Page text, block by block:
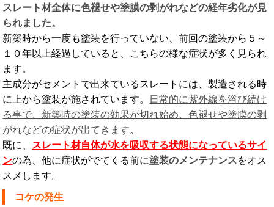
スレート材全体に色褪せや塗膜の剥がれなどの経年劣化が見
られました。
新築時から一度も塗装を行っていない、前回の塗装から５～
１０年以上経過していると、こちらの様な症状が多く見られ
ます。
主成分がセメントで出来ているスレートには、製造される時
に上から塗装が施されています。
日常的に紫外線を浴び続け
る事で、新築時の塗装の効果が切れ始め、色褪せや塗膜の剥
がれなどの症状が出てきます。
既に、 スレート材自体が水を吸収する状態になっているサイ
ンの為、他に症状がでてくる前に塗装のメンテナンスをオス
スメします。
コケの発生